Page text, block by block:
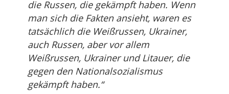
die Russen, die gekämpft haben. Wenn
man sich die Fakten ansieht, waren es
tatsächlich die Weißrussen, Ukrainer,
auch Russen, aber vor allem
Weißrussen, Ukrainer und Litauer, die
gegen den Nationalsozialismus
gekämpft haben.“